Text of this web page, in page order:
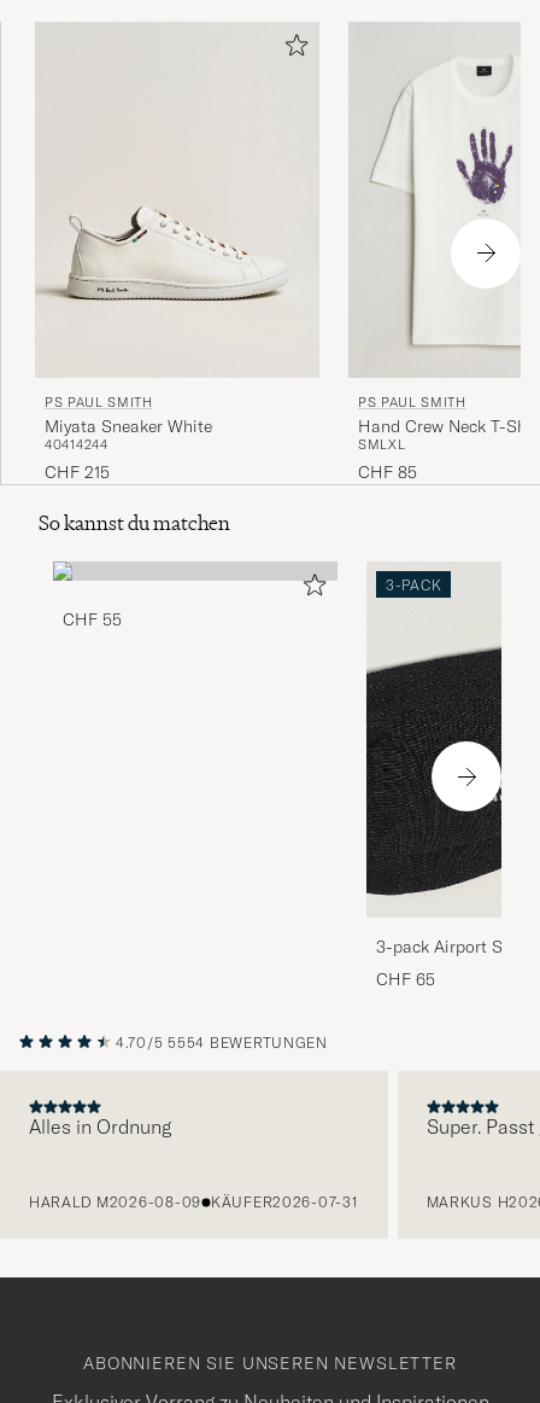
kreativen Schaffens markieren würden. Inspiriert von
Künstlern und Musikern wie Warhol und The Rolling
Stones entschloss er sich, Designer zu werden. 1970
eröffnete er sein erstes Geschäft und 1976 wurde die
erste selbst gestaltete Kollektion vorgestellt.
PS PAUL SMITH
Miyata Sneaker White
40414244
CHF 215
PS PAUL SMITH
Hand Crew Neck T-
SMLXL
CHF 85
So kannst du matchen
CHF 55
3-PACK
3-pack Airport
Melange
CHF 65
4.70/5 5554 BEWERTUNGEN
Alles in Ordnung
HARALD M2026-08-09 KÄUFER2026-07-31
Super. Passt
MARKUS H
ABONNIEREN SIE UNSEREN NEWSLETTER